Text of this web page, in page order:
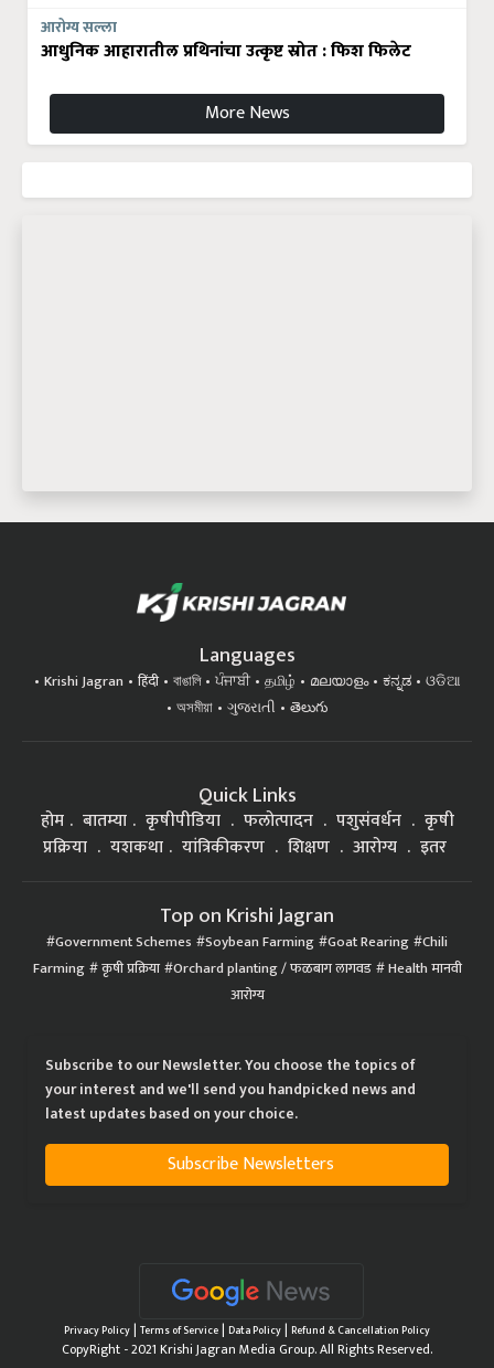
आरोग्य सल्ला
आधुनिक आहारातील प्रथिनांचा उत्कृष्ट स्रोत : फिश फिलेट
More News
Languages
Krishi Jagran हिंदी বাঙালি ਪੰਜਾਬੀ தமிழ் മലയാളം ಕನ್ನಡ
ଓଡିଆ
অসমীয়া
ગુજરાતી తెలుగు
Quick Links
होम बातम्या कृषीपीडिया फलोत्पादन पशुसंवर्धन
कृषी
प्रक्रिया
यशकथा यांत्रिकीकरण शिक्षण आरोग्य इतर
Top on Krishi Jagran
Government Schemes Soybean Farming Goat Rearing Chili
Farming कृषी प्रक्रिया Orchard planting / फळबाग लागवड Health मानवी
आरोग्य
Subscribe to our Newsletter. You choose the topics of
your interest and we'll send you handpicked news and
latest updates based on your choice.
Subscribe Newsletters
Privacy Policy| Terms of Service| Data Policy| Refund & Cancellation Policy
CopyRight - 2021 Krishi Jagran Media Group. All Rights Reserved.